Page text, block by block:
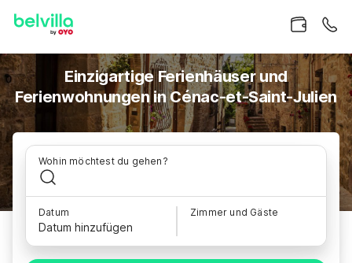
Einzigartige Ferienhäuser und
Ferienwohnungen in Cénac-et-Saint-Julien
Wohin möchtest du gehen?
Datum
Datum hinzufügen
Zimmer und Gäste